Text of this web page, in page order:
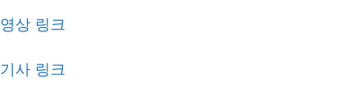
영상 링크
기사 링크